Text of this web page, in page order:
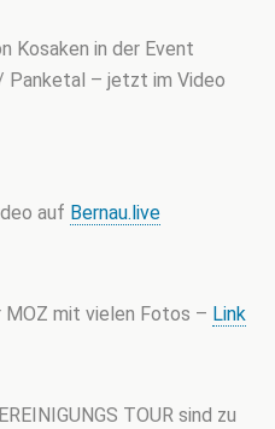
Kosaken in der Event
Panketal – jetzt im Video
auf Bernau.live
MOZ mit vielen Fotos – Link
TOUR sind zu